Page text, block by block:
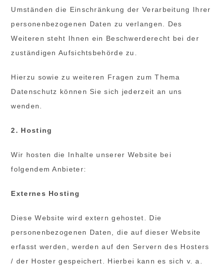
Umständen die Einschränkung der Verarbeitung Ihrer
personenbezogenen Daten zu verlangen. Des
Weiteren steht Ihnen ein Beschwerderecht bei der
zuständigen Aufsichtsbehörde zu.
Hierzu sowie zu weiteren Fragen zum Thema
Datenschutz können Sie sich jederzeit an uns
wenden.
2. Hosting
Wir hosten die Inhalte unserer Website bei
folgendem Anbieter:
Externes Hosting
Diese Website wird extern gehostet. Die
personenbezogenen Daten, die auf dieser Website
erfasst werden, werden auf den Servern des Hosters
/ der Hoster gespeichert. Hierbei kann es sich v. a.